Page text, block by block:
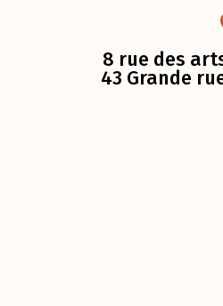
8 rue des
43 Grande